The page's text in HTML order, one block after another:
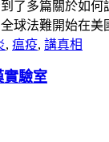
了多篇關於如
球法難開始在
, 瘟疫, 講真相
實驗室